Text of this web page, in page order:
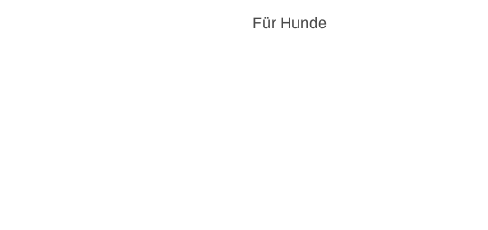
Für Hunde